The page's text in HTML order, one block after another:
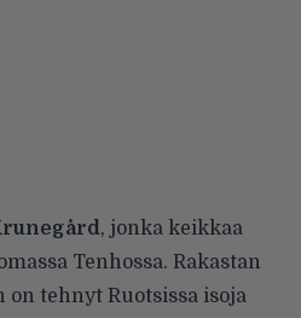
, jonka keikkaa
Tenhossa. Rakastan
on tehnyt Ruotsissa isoja